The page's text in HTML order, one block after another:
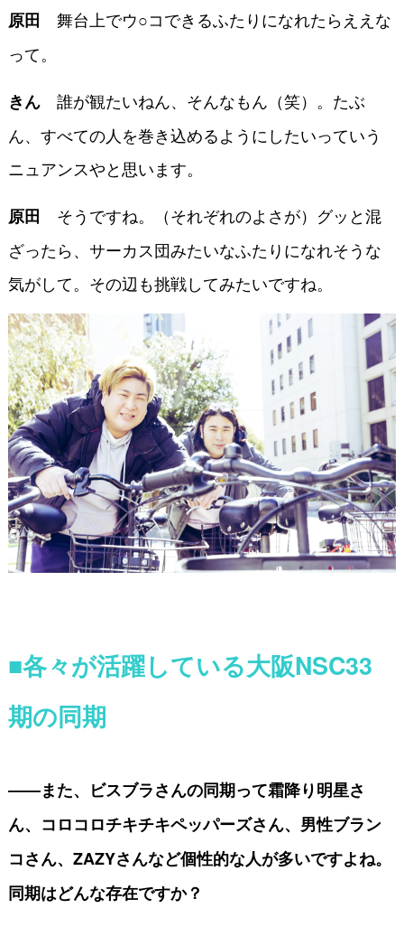
原田 舞台上でウ○コできるふたりになれたらええな
って。
きん誰が観たいねん、そんなもん（笑）。たぶ
ん、すべての人を巻き込めるようにしたいっていう
ニュアンスやと思います。
原田 そうですね。（それぞれのよさが）グッと混
ざったら、サーカス団みたいなふたりになれそうな
気がして。その辺も挑戦してみたいですね。
■各々が活躍している大阪NSC33
期の同期
――また、ビスブラさんの同期って霜降り明星さ
ん、コロコロチキチキペッパーズさん、男性ブラン
コさん、ZAZYさんなど個性的な人が多いですよね。
同期はどんな存在ですか？